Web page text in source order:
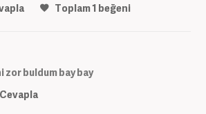
Toplam1 beğeni
zor buldum bay bay
Cevapla